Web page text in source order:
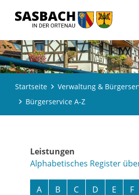
Startseite
Verwaltung &
Bürgerservice A-Z
Leistungen
Alphabetisches Register
A B C D E F